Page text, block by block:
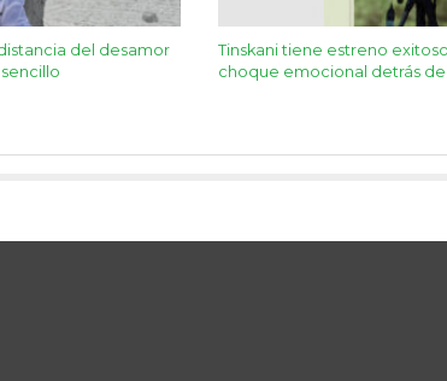
del desamor
Tinskani tiene estreno
choque emocional detrás de